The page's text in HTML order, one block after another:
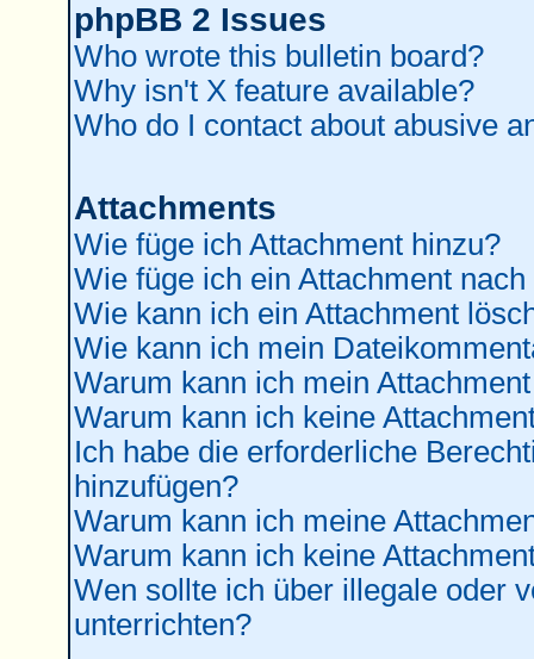
phpBB 2 Issues
Who wrote this bulletin board?
Why isn't X feature available?
Who do I contact about abusive
Attachments
Wie füge ich Attachment hinzu?
Wie füge ich ein Attachment
Wie kann ich ein Attachment
Wie kann ich mein
Warum kann ich mein
Warum kann ich keine
Ich habe die erforderliche
hinzufügen?
Warum kann ich meine
Warum kann ich keine
Wen sollte ich über illegale oder
unterrichten?